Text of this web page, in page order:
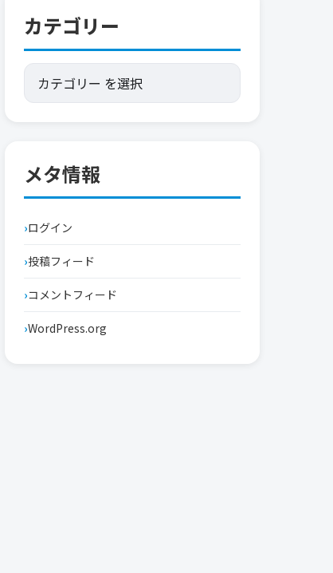
カテゴリー
メタ情報
ログイン
投稿フィード
コメントフィード
WordPress.org